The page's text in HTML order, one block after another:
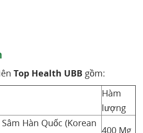
Top Health UBB gồm:
Hàm
lượng
Hàn Quốc (Korean
400 Mg